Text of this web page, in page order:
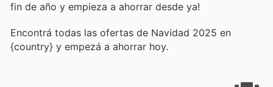
fin de año y empieza a ahorrar desde ya!
Encontrá todas las ofertas de Navidad 2025 en
{country} y empezá a ahorrar hoy.